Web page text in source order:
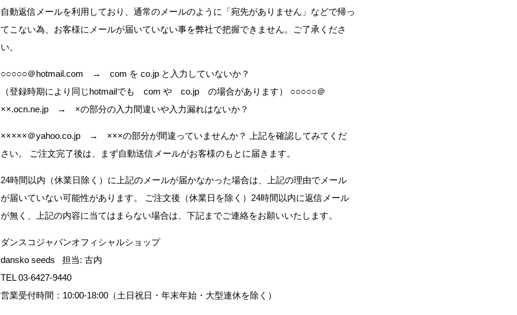
自動返信メールを利用しており、通常のメールのように「宛先がありません」などで帰っ
てこない為、お客様にメールが届いていない事を弊社で把握できません。ご了承くださ
い。
○○○○○＠hotmail.com → com を co.jp と入力していないか？
（登録時期により同じhotmailでも com や co.jp の場合があります） ○○○○○＠
××.ocn.ne.jp → ×の部分の入力間違いや入力漏れはないか？
×××××＠yahoo.co.jp → ×××の部分が間違っていませんか？ 上記を確認してみてくだ
さい。 ご注文完了後は、まず自動送信メールがお客様のもとに届きます。
24時間以内（休業日除く）に上記のメールが届かなかった場合は、上記の理由でメール
が届いていない可能性があります。 ご注文後（休業日を除く）24時間以内に返信メール
が無く、上記の内容に当てはまらない場合は、下記までご連絡をお願いいたします。
ダンスコジャパンオフィシャルショップ
dansko seeds 担当: 古内
TEL 03-6427-9440
営業受付時間：10:00-18:00（土日祝日・年末年始・大型連休を除く）